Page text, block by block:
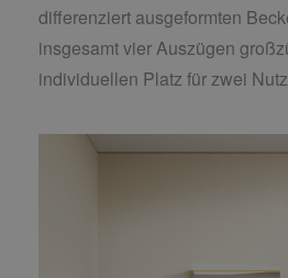
differenziert ausgeformten
insgesamt vier Auszügen
individuellen Platz für zwei